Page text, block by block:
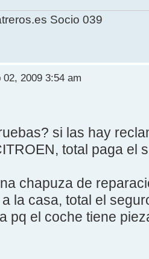
Socio 039
2009 3:54 am
si las hay
total paga el
chapuza de
la casa, total el
pq el coche tiene